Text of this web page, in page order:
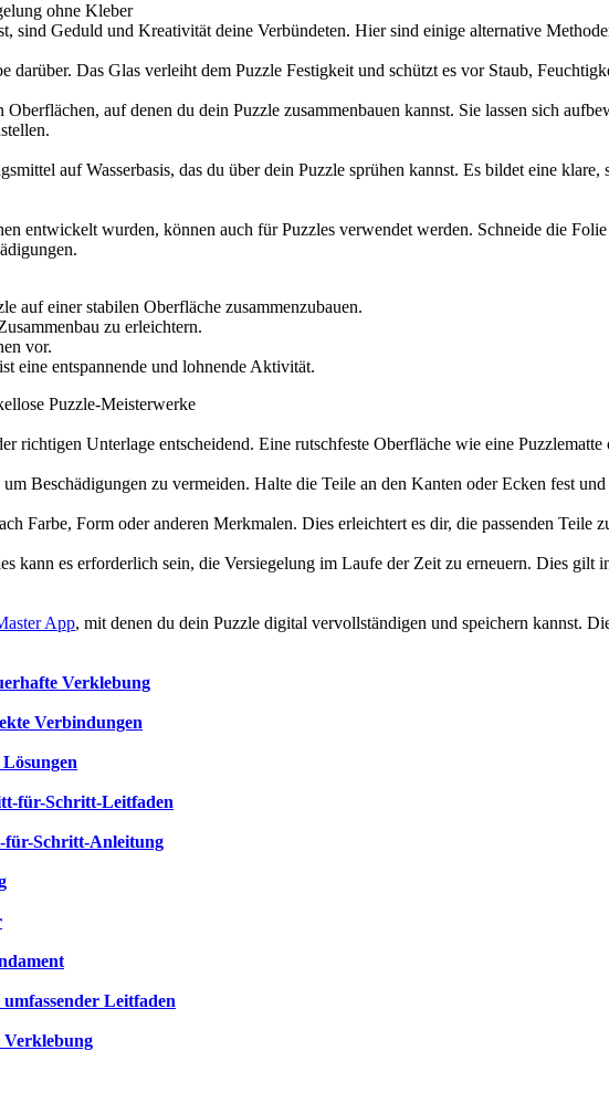
ohne Kleber
sind Geduld und Kreativität deine Verbündeten. Hier sind einige alternative
darüber. Das Glas verleiht dem Puzzle Festigkeit und schützt es vor Staub,
auf denen du dein Puzzle zusammenbauen kannst. Sie lassen sich
auf Wasserbasis, das du über dein Puzzle sprühen kannst. Es bildet eine
entwickelt wurden, können auch für Puzzles verwendet werden. Schneide die
auf einer stabilen Oberfläche zusammenzubauen.
zu erleichtern.
vor.
eine entspannende und lohnende Aktivität.
Puzzle-Meisterwerke
richtigen Unterlage entscheidend. Eine rutschfeste Oberfläche wie eine
Beschädigungen zu vermeiden. Halte die Teile an den Kanten oder Ecken fest
Farbe, Form oder anderen Merkmalen. Dies erleichtert es dir, die passenden Teile
kann es erforderlich sein, die Versiegelung im Laufe der Zeit zu erneuern. Dies gilt
App, mit denen du dein Puzzle digital vervollständigen und speichern kannst.
Verklebung
Verbindungen
für-Schritt-Leitfaden
für-Schritt-Anleitung
Leitfaden
Verklebung